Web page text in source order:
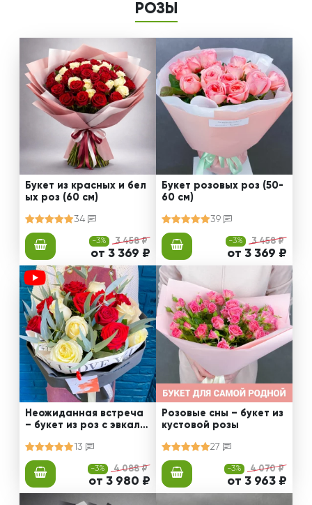
РОЗЫ
Букет из красных и бел
ых роз (60 см)
34
-3% 3 458 ₽
от 3 369 ₽
Букет розовых роз (50-
60 см)
39
-3% 3 458 ₽
от 3 369 ₽
Неожиданная встреча
– букет из роз с эвкали
13
-3% 4 088 ₽
от 3 980 ₽
Розовые сны – букет из
кустовой розы
27
-3% 4 070 ₽
от 3 963 ₽